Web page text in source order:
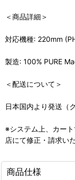
＜商品詳細＞
対応機種: 220mm
製造: 100% PURE
＜配送について＞
日本国内より発送（
※システム上、カー
店にて修正・請求い
商品仕様